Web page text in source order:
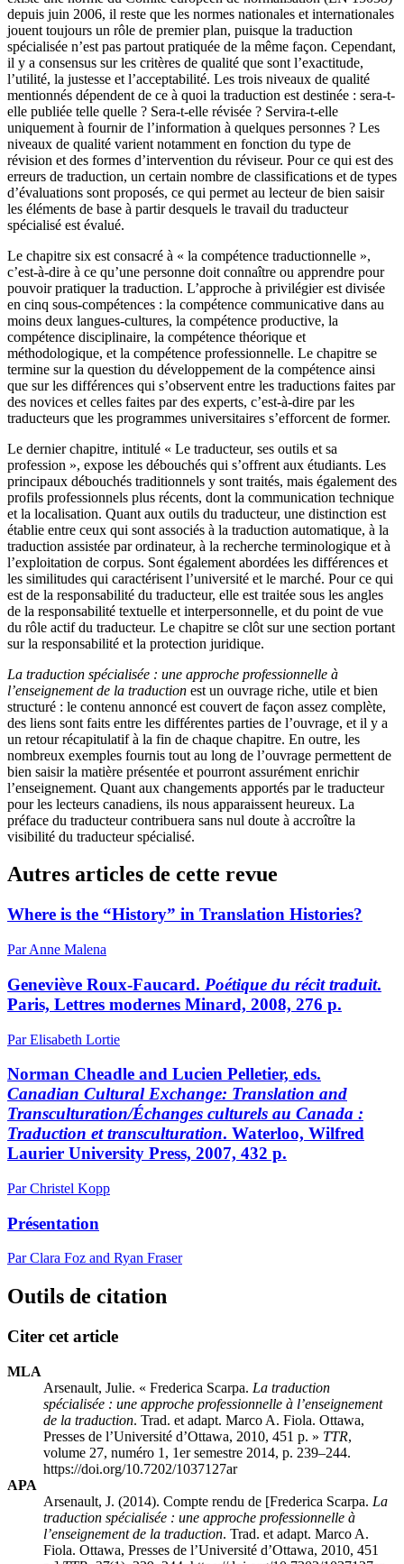
depuis juin 2006, il reste que les normes nationales et internationales
jouent toujours un rôle de premier plan, puisque la traduction
spécialisée n’est pas partout pratiquée de la même façon. Cependant,
il y a consensus sur les critères de qualité que sont l’exactitude,
l’utilité, la justesse et l’acceptabilité. Les trois niveaux de qualité
mentionnés dépendent de ce à quoi la traduction est destinée : sera-t-
elle publiée telle quelle ? Sera-t-elle révisée ? Servira-t-elle
uniquement à fournir de l’information à quelques personnes ? Les
niveaux de qualité varient notamment en fonction du type de
révision et des formes d’intervention du réviseur. Pour ce qui est des
erreurs de traduction, un certain nombre de classifications et de types
d’évaluations sont proposés, ce qui permet au lecteur de bien saisir
les éléments de base à partir desquels le travail du traducteur
spécialisé est évalué.
Le chapitre six est consacré à « la compétence traductionnelle »,
c’est-à-dire à ce qu’une personne doit connaître ou apprendre pour
pouvoir pratiquer la traduction. L’approche à privilégier est divisée
en cinq sous-compétences : la compétence communicative dans au
moins deux langues-cultures, la compétence productive, la
compétence disciplinaire, la compétence théorique et
méthodologique, et la compétence professionnelle. Le chapitre se
termine sur la question du développement de la compétence ainsi
que sur les différences qui s’observent entre les traductions faites par
des novices et celles faites par des experts, c’est-à-dire par les
traducteurs que les programmes universitaires s’efforcent de former.
Le dernier chapitre, intitulé « Le traducteur, ses outils et sa
profession », expose les débouchés qui s’offrent aux étudiants. Les
principaux débouchés traditionnels y sont traités, mais également des
profils professionnels plus récents, dont la communication technique
et la localisation. Quant aux outils du traducteur, une distinction est
établie entre ceux qui sont associés à la traduction automatique, à la
traduction assistée par ordinateur, à la recherche terminologique et à
l’exploitation de corpus. Sont également abordées les différences et
les similitudes qui caractérisent l’université et le marché. Pour ce qui
est de la responsabilité du traducteur, elle est traitée sous les angles
de la responsabilité textuelle et interpersonnelle, et du point de vue
du rôle actif du traducteur. Le chapitre se clôt sur une section portant
sur la responsabilité et la protection juridique.
La traduction spécialisée : une approche professionnelle à
l’enseignement de la traduction est un ouvrage riche, utile et bien
structuré : le contenu annoncé est couvert de façon assez complète,
des liens sont faits entre les différentes parties de l’ouvrage, et il y a
un retour récapitulatif à la fin de chaque chapitre. En outre, les
nombreux exemples fournis tout au long de l’ouvrage permettent de
bien saisir la matière présentée et pourront assurément enrichir
l’enseignement. Quant aux changements apportés par le traducteur
pour les lecteurs canadiens, ils nous apparaissent heureux. La
préface du traducteur contribuera sans nul doute à accroître la
visibilité du traducteur spécialisé.
Autres articles de cette revue
Where is the “History” in Translation Histories?
Par Anne Malena
Geneviève Roux-Faucard. Poétique du récit traduit.
Paris, Lettres modernes Minard, 2008, 276 p.
Par Elisabeth Lortie
Norman Cheadle and Lucien Pelletier, eds.
Canadian Cultural Exchange: Translation and
Transculturation/Échanges culturels au Canada :
Traduction et transculturation. Waterloo, Wilfred
Laurier University Press, 2007, 432 p.
Par Christel Kopp
Présentation
Par Clara Foz and Ryan Fraser
Outils de citation
Citer cet article
MLA
Arsenault, Julie. « Frederica Scarpa. La traduction
spécialisée : une approche professionnelle à l’enseignement
de la traduction. Trad. et adapt. Marco A. Fiola. Ottawa,
Presses de l’Université d’Ottawa, 2010, 451 p. » TTR,
volume 27, numéro 1, 1er semestre 2014, p. 239–244.
https://doi.org/10.7202/1037127ar
APA
Arsenault, J. (2014). Compte rendu de [Frederica Scarpa. La
traduction spécialisée : une approche professionnelle à
l’enseignement de la traduction. Trad. et adapt. Marco A.
Fiola. Ottawa, Presses de l’Université d’Ottawa, 2010, 451